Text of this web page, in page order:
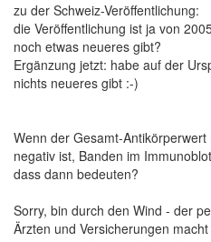
zu der Schweiz-Veröffentlichung:
die Veröffentlichung ist ja von
noch etwas neueres gibt?
Ergänzung jetzt: habe auf der
nichts neueres gibt :-)
Wenn der Gesamt-
negativ ist, Banden im
dass dann bedeuten?
Sorry, bin durch den Wind - der
Ärzten und Versicherungen